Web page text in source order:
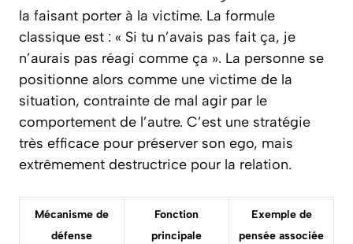
la faisant porter à la victime. La formule
classique est : « Si tu n’avais pas fait ça, je
n’aurais pas réagi comme ça ». La personne se
positionne alors comme une victime de la
situation, contrainte de mal agir par le
comportement de l’autre. C’est une stratégie
très efficace pour préserver son ego, mais
extrêmement destructrice pour la relation.
Mécanisme de
défense
Fonction
principale
Exemple de
pensée associée